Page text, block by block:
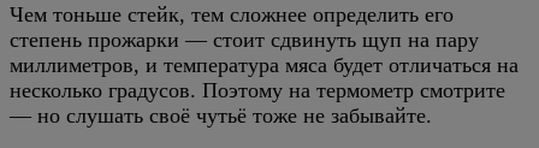
Чем тоньше стейк, тем сложнее определить его
степень прожарки — стоит сдвинуть щуп на пару
миллиметров, и температура мяса будет отличаться на
несколько градусов. Поэтому на термометр смотрите
— но слушать своё чутьё тоже не забывайте.